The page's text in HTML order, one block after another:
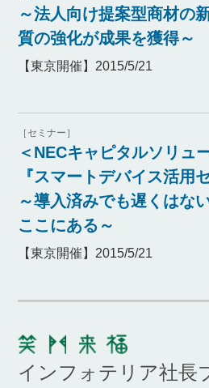
～法人向け提案型商材の
質の強化が成果を獲得～
【東京開催】2015/5/21
［セミナー］
＜NECキャピタルソリュ
『スマートデバイス活用
～導入済みでも遅くはな
ここにある～
【東京開催】2015/5/21
インフォテリア社長